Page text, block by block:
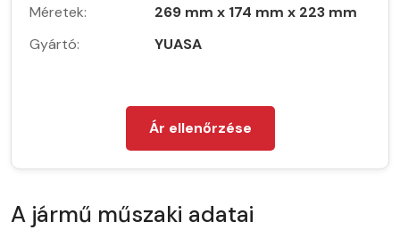
Méretek:
269 mm x 174 mm x 223 mm
Gyártó:
YUASA
Ár ellenőrzése
A jármű műszaki adatai